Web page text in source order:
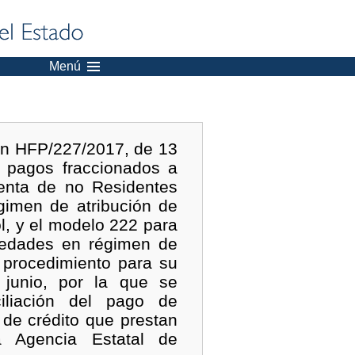
Menú
HFP/227/2017, de 13
fraccionados a
de no Residentes
de atribución de
y el modelo 222 para
en régimen de
para su
junio, por la que se
del pago de
crédito que prestan
Estatal de